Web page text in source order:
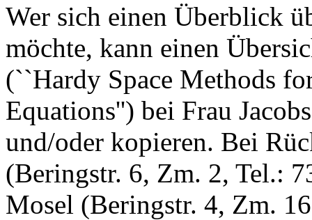
Wer sich einen Überblick
möchte, kann einen
(``Hardy Space Methods
Equations'') bei Frau
und/oder kopieren. Bei
(Beringstr. 6, Zm. 2, Tel.:
Mosel (Beringstr. 4, Zm.